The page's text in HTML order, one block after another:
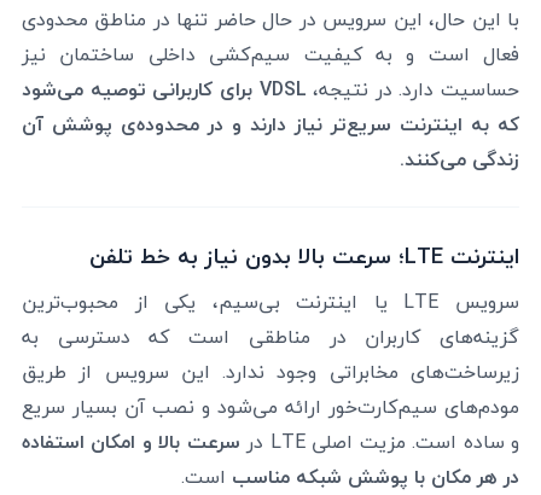
با این حال، این سرویس در حال حاضر تنها در مناطق محدودی
فعال است و به کیفیت سیم‌کشی داخلی ساختمان نیز
حساسیت دارد. در نتیجه،
VDSL برای کاربرانی توصیه می‌شود
که به اینترنت سریع‌تر نیاز دارند و در محدوده‌ی پوشش آن
زندگی می‌کنند.
اینترنت LTE؛ سرعت بالا بدون نیاز به خط تلفن
سرویس LTE یا اینترنت بی‌سیم، یکی از محبوب‌ترین
گزینه‌های کاربران در مناطقی است که دسترسی به
زیرساخت‌های مخابراتی وجود ندارد. این سرویس از طریق
مودم‌های سیم‌کارت‌خور ارائه می‌شود و نصب آن بسیار سریع
و ساده است. مزیت اصلی LTE در
سرعت بالا و امکان استفاده
در هر مکان با پوشش شبکه مناسب است.